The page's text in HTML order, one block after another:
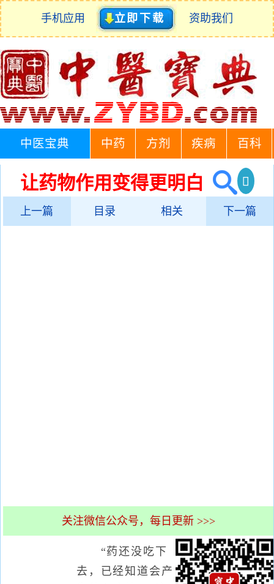
手机应用 立即下载 资助我们
中医宝典 中药 方剂 疾病 百科
让药物作用变得更明白
上一篇 目录 相关 下一篇
关注微信公众号，每日更新 >>>
“药还没吃下
去，已经知道会产